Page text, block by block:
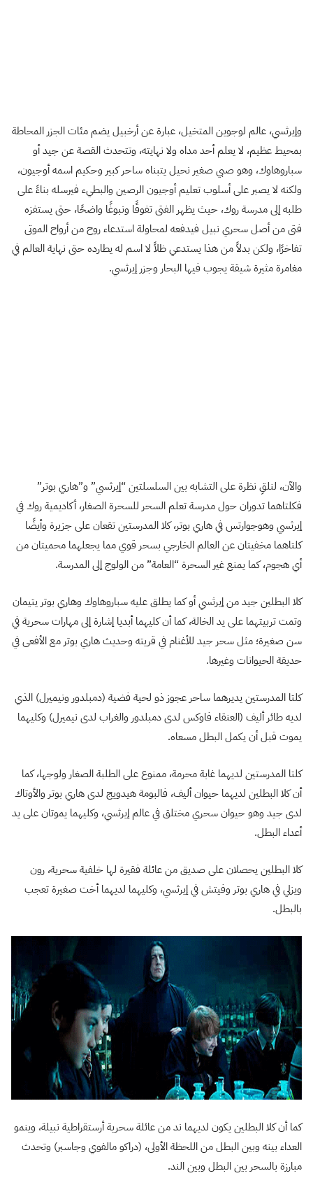
وإيرثسي، عالم لوجوين المتخيل، عبارة عن أرخبيل يضم مئات الجزر المحاطة
بمحيط عظيم، لا يعلم أحد مداه ولا نهايته، وتتحدث القصة عن جيد أو
سباروهاوك، وهو صبي صغير نحيل يتبناه ساحر كبير وحكيم اسمه أوجيون،
ولكنه لا يصبر على أسلوب تعليم أوجيون الرصين والبطيء فيرسله بناءً على
طلبه إلى مدرسة روك، حيث يظهر الفتى تفوقًا ونبوغًا واضحًا، حتى يستفزه
فتى من أصل سحري نبيل فيدفعه لمحاولة استدعاء روح من أرواح الموتى
تفاخرًا، ولكن بدلاً من هذا يستدعي ظلاً لا اسم له يطارده حتى نهاية العالم في
مغامرة مثيرة شيقة يجوب فيها البحار وجزر إيرثسي.
والآن، لنلقِ نظرة على التشابه بين السلسلتين “إيرثسي” و”هاري بوتر”
فكلتاهما تدوران حول مدرسة تعلم السحر للسحرة الصغار، أكاديمية روك في
إيرثسي وهوجوارتس في هاري بوتر، كلا المدرستين تقعان على جزيرة وأيضًا
كلتاهما مخفيتان عن العالم الخارجي بسحر قوي مما يجعلهما محميتان من
أي هجوم، كما يمنع غير السحرة “العامة” من الولوج إلى المدرسة.
كلا البطلين جيد من إيرثسي أو كما يطلق عليه سباروهاوك وهاري بوتر يتيمان
وتمت تربيتهما على يد الخالة، كما أن كليهما أبديا إشارة إلى مهارات سحرية في
سن صغيرة؛ مثل سحر جيد للأغنام في قريته وحديث هاري بوتر مع الأفعى في
حديقة الحيوانات وغيرها.
كلتا المدرستين يديرهما ساحر عجوز ذو لحية فضية (دمبلدور ونيميرل) الذي
لديه طائر أليف (العنقاء فاوكس لدى دمبلدور والغراب لدى نيميرل) وكليهما
يموت قبل أن يكمل البطل مسعاه.
كلتا المدرستين لديهما غابة محرمة، ممنوع على الطلبة الصغار ولوجها، كما
أن كلا البطلين لديهما حيوان أليف، فالبومة هيدويج لدى هاري بوتر والأوتاك
لدى جيد وهو حيوان سحري مختلق في عالم إيرثسي، وكليهما يموتان على يد
أعداء البطل.
كلا البطلين يحصلان على صديق من عائلة فقيرة لها خلفية سحرية، رون
ويزلي في هاري بوتر وفيتش في إيرثسي، وكليهما لديهما أخت صغيرة تعجب
بالبطل.
كما أن كلا البطلين يكون لديهما ند من عائلة سحرية أرستقراطية نبيلة، وينمو
العداء بينه وبين البطل من اللحظة الأولى، (دراكو مالفوي وجاسبر) وتحدث
مبارزة بالسحر بين البطل وبين الند.